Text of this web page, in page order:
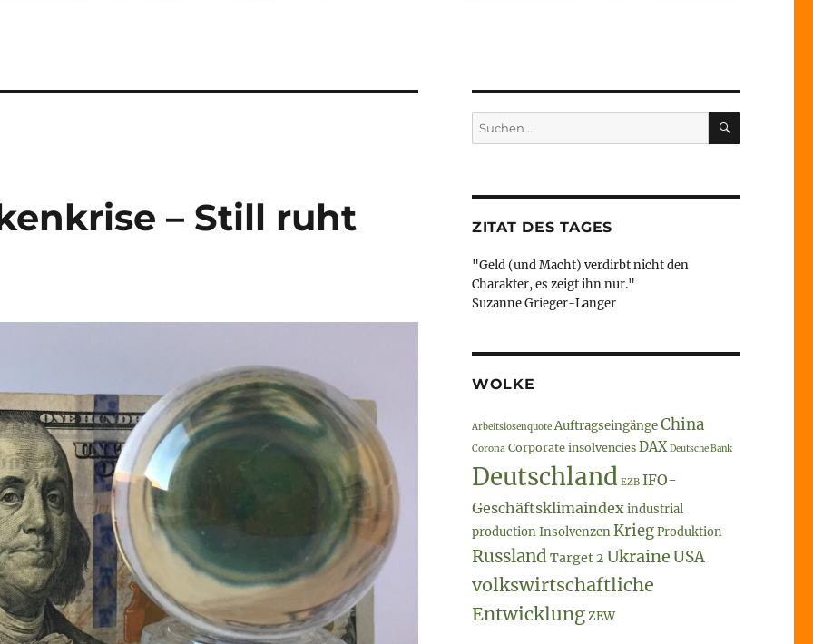
– Still ruht
Suche
nach:
SUCHEN
ZITAT DES TAGES
"Geld (und Macht) verdirbt nicht den
Charakter, es zeigt ihn nur."
Suzanne Grieger-Langer
WOLKE
Arbeitslosenquote AuftragseingängeChina
Corona Corporate insolvencies DAX Deutsche Bank
Deutschland EZB IFO-
Geschäftsklimaindexindustrial
productionInsolvenzenKriegProduktion
Russland Target 2 UkraineUSA
volkswirtschaftliche
EntwicklungZEW